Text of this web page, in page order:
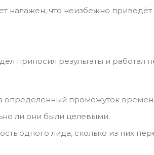
налажен, что неизбежно
приносил результаты и
промежуток
ли они были целевыми.
одного лида, сколько из них